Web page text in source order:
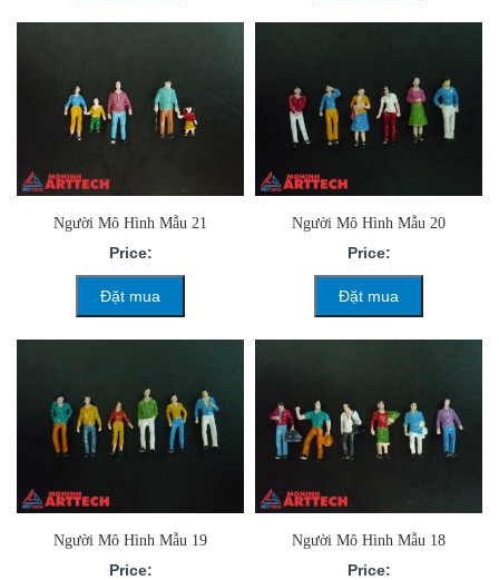
Người Mô Hình Mẫu 21
Price:
Đặt mua
Người Mô Hình Mẫu 20
Price:
Đặt mua
Người Mô Hình Mẫu 19
Price:
Người Mô Hình Mẫu 18
Price: